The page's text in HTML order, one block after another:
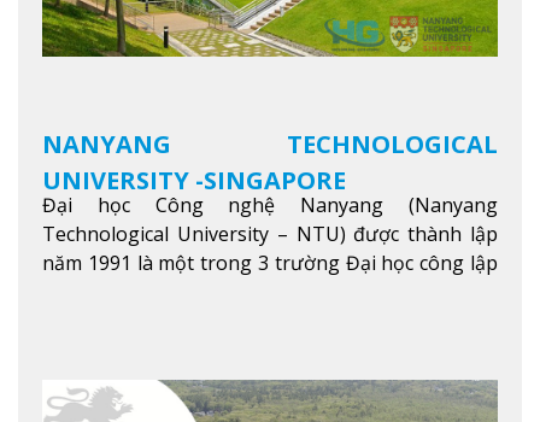
NANYANG TECHNOLOGICAL
UNIVERSITY -SINGAPORE
Đại học Công nghệ Nanyang (Nanyang
Technological University – NTU) được thành lập
năm 1991 là một trong 3 trường Đại học công lập
Khoa học máy tính…Trường cũng được bình chọn
là một trong những ngôi trường đáng học nhất